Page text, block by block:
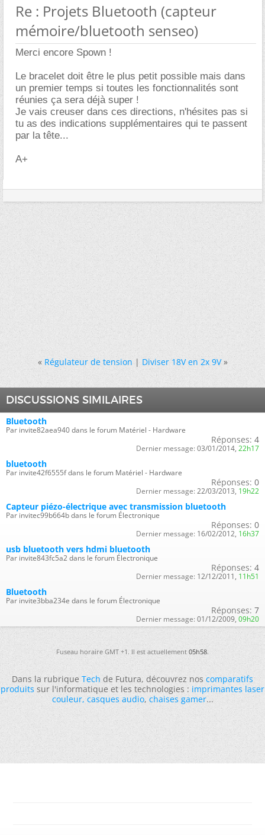
Re : Projets Bluetooth (capteur
mémoire/bluetooth senseo)
Merci encore Spown !
Le bracelet doit être le plus petit possible mais dans
un premier temps si toutes les fonctionnalités sont
réunies ça sera déjà super !
Je vais creuser dans ces directions, n'hésites pas si
tu as des indications supplémentaires qui te passent
par la tête...
A+
« Régulateur de tension|Diviser 18V en 2x 9V »
DISCUSSIONS SIMILAIRES
Bluetooth
Par invite82aea940 dans le forum Matériel - Hardware
Réponses: 4
Dernier message: 03/01/2014, 22h17
bluetooth
Par invite42f6555f dans le forum Matériel - Hardware
Réponses: 0
Dernier message: 22/03/2013, 19h22
Capteur piézo-électrique avec transmission bluetooth
Par invitec99b664b dans le forum Électronique
Réponses: 0
Dernier message: 16/02/2012, 16h37
usb bluetooth vers hdmi bluetooth
Par invite843fc5a2 dans le forum Électronique
Réponses: 4
Dernier message: 12/12/2011, 11h51
Bluetooth
Par invite3bba234e dans le forum Électronique
Réponses: 7
Dernier message: 01/12/2009, 09h20
Fuseau horaire GMT +1. Il est actuellement05h58.
Dans la rubriqueTechde Futura, découvrez noscomparatifs
produitssur l'informatique et les technologies :imprimantes laser
couleur,casques audio,chaises gamer...